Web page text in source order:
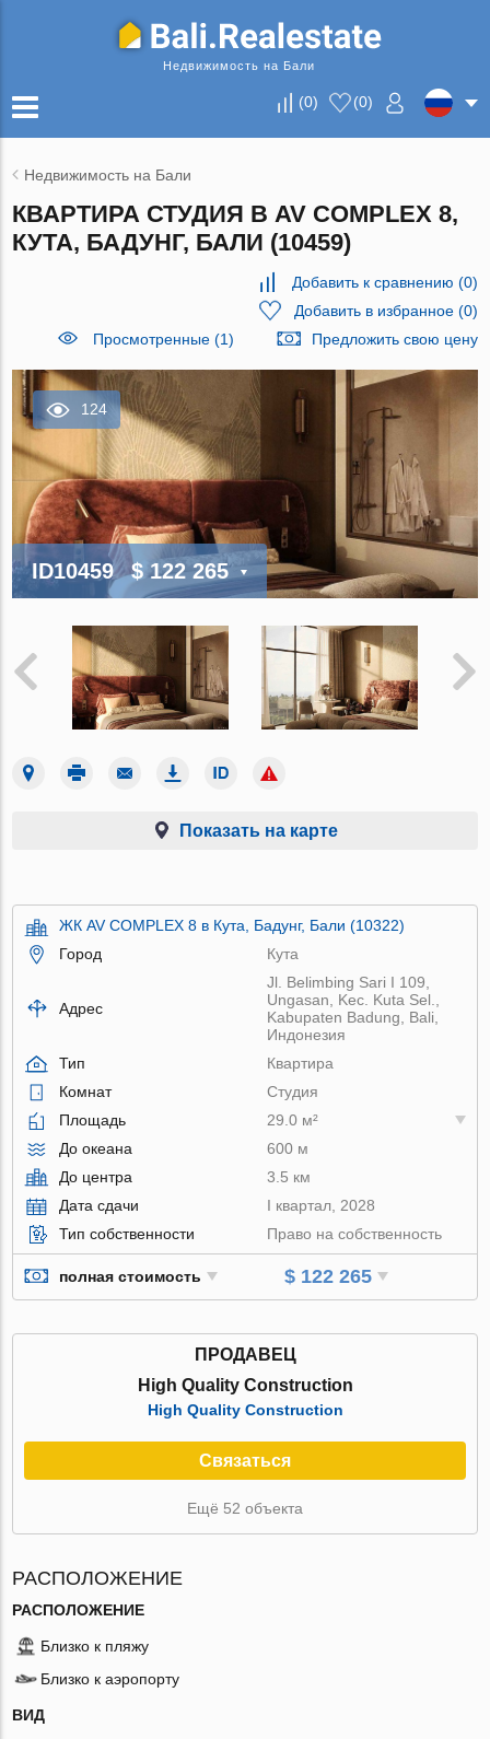
Недвижимость на Бали
(0) (0)
Недвижимость на Бали
КВАРТИРА СТУДИЯ В AV COMPLEX 8,
КУТА, БАДУНГ, БАЛИ (10459)
Добавить к сравнению (0)
Добавить в избранное(0)
Просмотренные (1)
Предложить свою цену
124
ID10459 $ 122 265
Показать на карте
ЖК AV COMPLEX 8 в Кута, Бадунг, Бали (10322)
Город
Кута
Адрес
Jl. Belimbing Sari I 109,
Ungasan, Kec. Kuta Sel.,
Kabupaten Badung, Bali,
Индонезия
Тип
Квартира
Комнат
Студия
Площадь
29.0 м²
До океана
600 м
До центра
3.5 км
Дата сдачи
I квартал, 2028
Тип собственности
Право на собственность
полная стоимость $ 122 265
ПРОДАВЕЦ
High Quality Construction
High Quality Construction
Связаться
Ещё 52 объекта
РАСПОЛОЖЕНИЕ
РАСПОЛОЖЕНИЕ
Близко к пляжу
Близко к аэропорту
ВИД